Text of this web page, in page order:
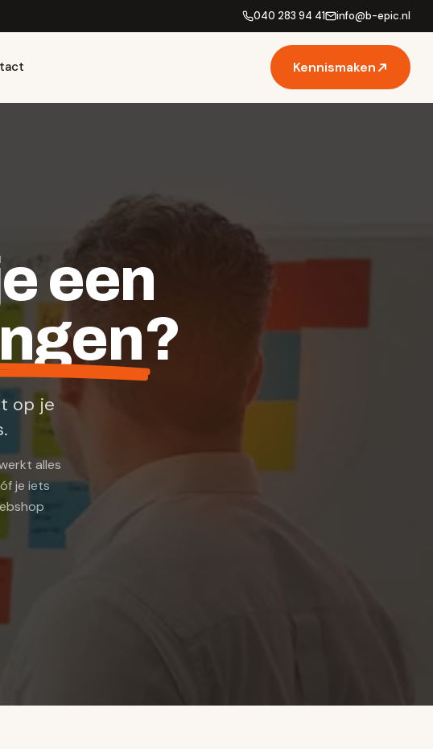
040 283 94 41 info@b-epic.nl
Kennismaken
een
?
op je
alles
je iets